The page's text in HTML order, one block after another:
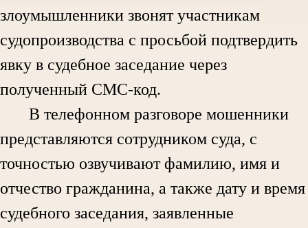
злоумышленники звонят участникам
судопроизводства с просьбой подтвердить
явку в судебное заседание через
полученный СМС-код.
В телефонном разговоре мошенники
представляются сотрудником суда, с
точностью озвучивают фамилию, имя и
отчество гражданина, а также дату и время
судебного заседания, заявленные